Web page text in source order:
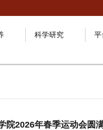
科学研究
院2026年春季运动会圆